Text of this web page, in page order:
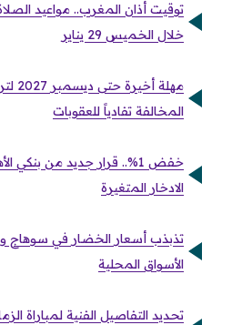
توقيت أذان المغرب.. مواعيد
خلال الخميس 29 يناير
المخالفة تفادياً للعقوبات
خفض 1%.. قرار جديد من
الادخار المتغيرة
الأسواق المحلية
تحديد التفاصيل الفنية لمباراة